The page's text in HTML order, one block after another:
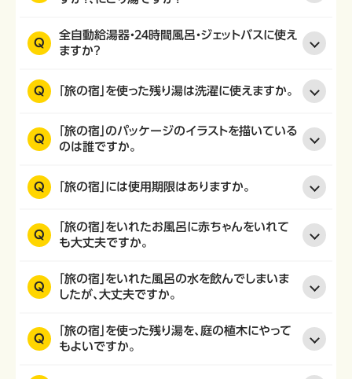
Q
全自動給湯器・２４時間風呂・ジェットバスに使え
ますか？
Q 「旅の宿」を使った残り湯は洗濯に使えますか。
Q
「旅の宿」のパッケージのイラストを描いている
のは誰ですか。
Q 「旅の宿」には使用期限はありますか。
Q
「旅の宿」をいれたお風呂に赤ちゃんをいれて
も大丈夫ですか。
Q
「旅の宿」をいれた風呂の水を飲んでしまいま
したが、大丈夫ですか。
Q
「旅の宿」を使った残り湯を、庭の植木にやって
もよいですか。